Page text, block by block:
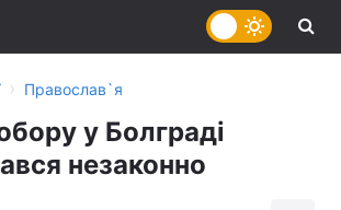
› Православ`я
у Болграді
незаконно